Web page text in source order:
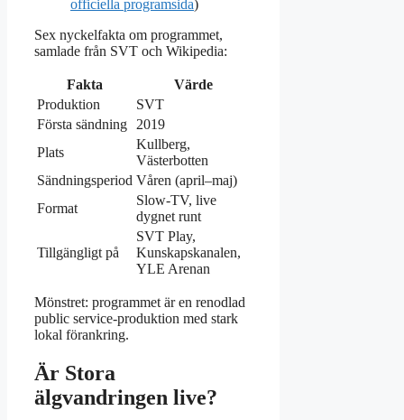
officiella programsida)
Sex nyckelfakta om programmet,
samlade från SVT och Wikipedia:
Fakta
Värde
Produktion
SVT
Första sändning
2019
Plats
Kullberg,
Västerbotten
Sändningsperiod Våren (april–maj)
Format
Slow-TV, live
dygnet runt
Tillgängligt på
SVT Play,
Kunskapskanalen,
YLE Arenan
Mönstret: programmet är en renodlad
public service-produktion med stark
lokal förankring.
Är Stora
älgvandringen live?